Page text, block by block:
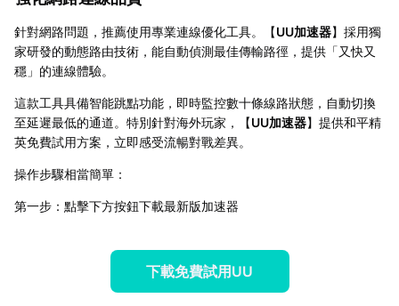
針對網路問題，推薦使用專業連線優化工具。【UU加速器】採用獨
家研發的動態路由技術，能自動偵測最佳傳輸路徑，提供「又快又
穩」的連線體驗。
這款工具具備智能跳點功能，即時監控數十條線路狀態，自動切換
至延遲最低的通道。特別針對海外玩家，【UU加速器】提供和平精
英免費試用方案，立即感受流暢對戰差異。
操作步驟相當簡單：
第一步：點擊下方按鈕下載最新版加速器
下載免費試用UU